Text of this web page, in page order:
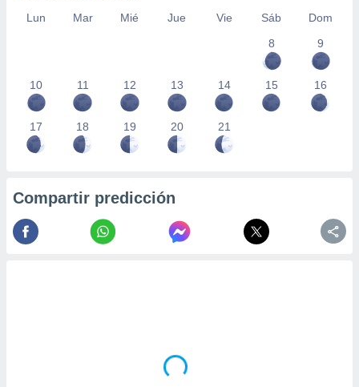
Lun Mar Mié Jue Vie Sáb
Dom
8
9
10 11 12 13 14 15 16
17 18 19 20 21
Compartir predicción